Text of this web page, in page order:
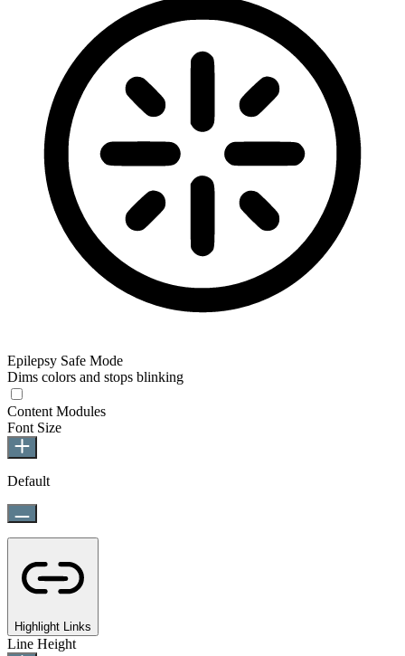
Epilepsy Safe Mode
Dims colors and stops blinking
Content Modules
Font Size
Default
Highlight Links
Line Height